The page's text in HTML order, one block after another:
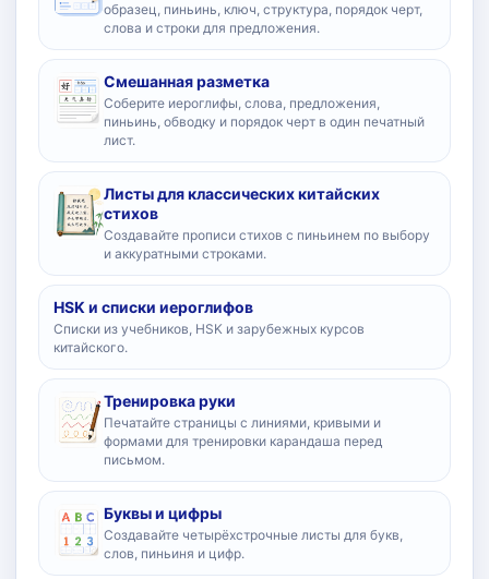
образец, пиньинь, ключ, структура, порядок черт,
слова и строки для предложения.
Смешанная разметка
Соберите иероглифы, слова, предложения,
пиньинь, обводку и порядок черт в один печатный
лист.
Листы для классических китайских
стихов
Создавайте прописи стихов с пиньинем по выбору
и аккуратными строками.
HSK и списки иероглифов
Списки из учебников, HSK и зарубежных курсов
китайского.
Тренировка руки
Печатайте страницы с линиями, кривыми и
формами для тренировки карандаша перед
письмом.
Буквы и цифры
Создавайте четырёхстрочные листы для букв,
слов, пиньиня и цифр.